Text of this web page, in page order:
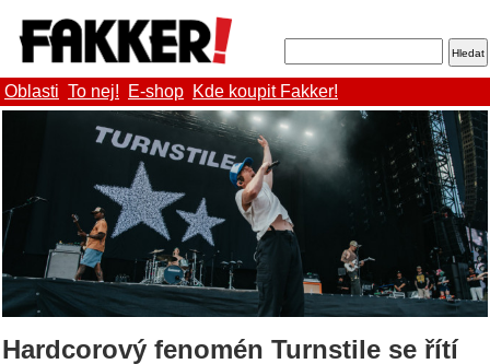
Oblasti To nej! E-shop Kde koupit Fakker!
Hardcorový fenomén Turnstile se řítí